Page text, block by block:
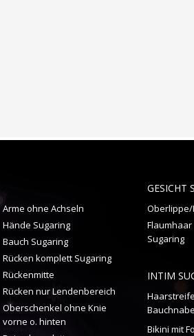
Arme ohne Achseln
Hände Sugaring
Bauch Sugaring
Rücken komplett Sugaring
Rückenmitte
Rücken nur Lendenbereich
Oberschenkel ohne Knie
vorne o. hinten
GESICHT
Oberlippe/
Sugaring
INTIM
Bikini mit